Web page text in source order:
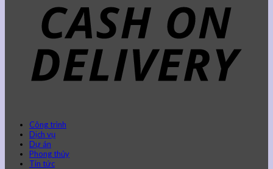
Công trình
Dịch vụ
Dự án
Phong thủy
Tin tức